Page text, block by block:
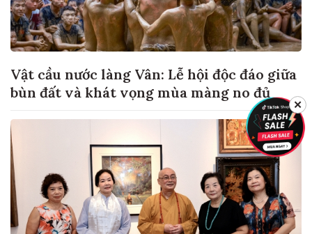
Vật cầu nước làng Vân: Lễ hội độc đáo giữa
bùn đất và khát vọng mùa màng no đủ
✕